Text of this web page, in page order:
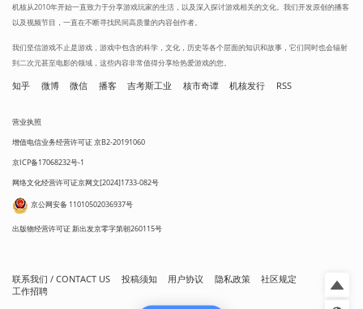
机核从2010年开始一直致力于分享游戏玩家的生活，以及深入探讨游戏相关的文化。我们开发原创的播客
以及视频节目，一直在不断寻找民间高质量的内容创作者。
我们坚信游戏不止是游戏，游戏中包含的科学，文化，历史等各个层面的知识和故事，它们同时也会辐射
到二次元甚至电影的领域，这些内容非常值得分享给热爱游戏的您。
知乎 微博 微信 播客 吉考斯工业 核市奇谭 机核发行 RSS
营业执照
增值电信业务经营许可证 京B2-20191060
京ICP备17068232号-1
网络文化经营许可证京网文[2024]1733-082号
京公网安备 11010502036937号
出版物经营许可证 新出发京零字第朝260115号
联系我们 / CONTACT US 投稿须知 用户协议 隐私政策
社区规定
工作招聘